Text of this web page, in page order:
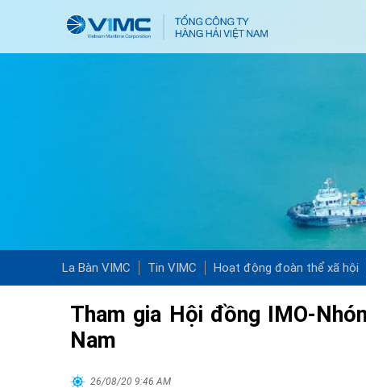
La Bàn VIMC Tin VIMC Hoạt động đoàn thể xã hội
Tham gia Hội đồng IMO-
Nam
26/08/20 9:46 AM